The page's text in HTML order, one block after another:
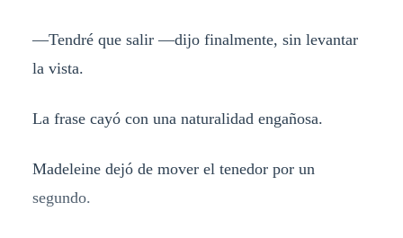
—Tendré que salir —dijo finalmente, sin levantar
la vista.
La frase cayó con una naturalidad engañosa.
Madeleine dejó de mover el tenedor por un
segundo.